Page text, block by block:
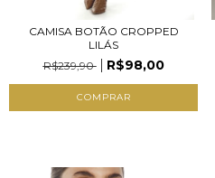
CAMISA BOTÃO CROPPED
LILÁS
R$239,90
R$98,00
COMPRAR